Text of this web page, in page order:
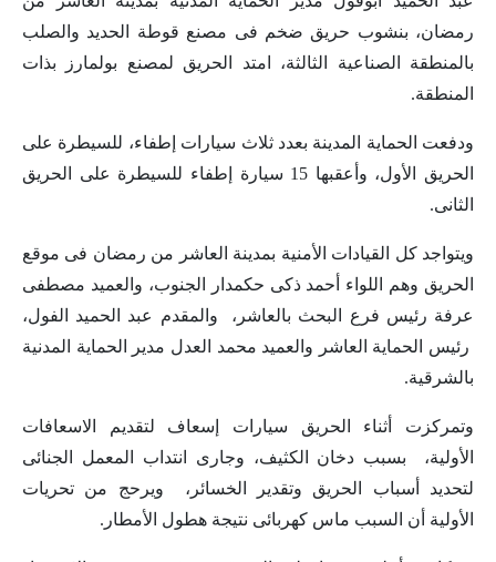
رمضان، بنشوب حريق ضخم فى مصنع قوطة الحديد والصلب
بالمنطقة الصناعية الثالثة، امتد الحريق لمصنع بولمارز بذات
المنطقة.
ودفعت الحماية المدينة بعدد ثلاث سيارات إطفاء، للسيطرة على
الحريق الأول، وأعقبها 15 سيارة إطفاء للسيطرة على الحريق
الثانى .
ويتواجد كل القيادات الأمنية بمدينة العاشر من رمضان فى موقع
الحريق وهم اللواء أحمد ذكى حكمدار الجنوب، والعميد مصطفى
عرفة رئيس فرع البحث بالعاشر، والمقدم عبد الحميد الفول،
رئيس الحماية العاشر والعميد محمد العدل مدير الحماية المدنية
بالشرقية.
وتمركزت أثناء الحريق سيارات إسعاف لتقديم الاسعافات
الأولية، بسبب دخان الكثيف، وجارى انتداب المعمل الجنائى
لتحديد أسباب الحريق وتقدير الخسائر، ويرحج من تحريات
الأولية أن السبب ماس كهربائى نتيجة هطول الأمطار .